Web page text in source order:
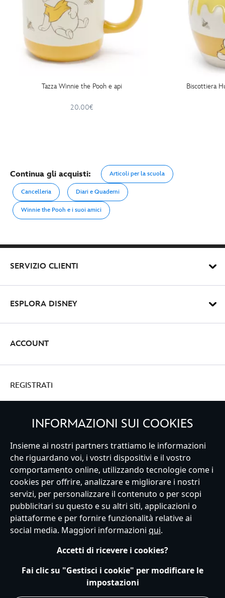
Tazza Winnie the Pooh e api
20.00€
Biscottiera
Continua gli acquisti: Articoli per la scuola
Cancelleria Diari e Quaderni
Winnie the Pooh e i suoi amici
SERVIZIO CLIENTI
ESPLORA DISNEY
ACCOUNT
REGISTRATI
Italy
Servizio Clienti Termini d'Uso Trova Negozio
Mappa del Sito
Normativa Europea sul trattamento dei dati personali
Informativa sulla privacy
Politica dei Cookie
Informativa sulla privacy UE
Termini e Condizioni generali
Gestisci le impostazioni dei Cookies
s172 Statements
INFORMAZIONI SUI COOKIES
Insieme ai nostri partners trattiamo le informazioni
che riguardano voi, i vostri dispositivi e il vostro
comportamento online, utilizzando tecnologie come i
cookies per offrire, analizzare e migliorare i nostri
servizi, per personalizzare il contenuto o per scopi
pubblicitari su questo e su altri siti, applicazioni o
piattaforme e per fornire funzionalità relative ai
social media. Maggiori informazioni qui.
Accetti di ricevere i cookies?
Fai clic su "Gestisci i cookie" per modificare le
impostazioni